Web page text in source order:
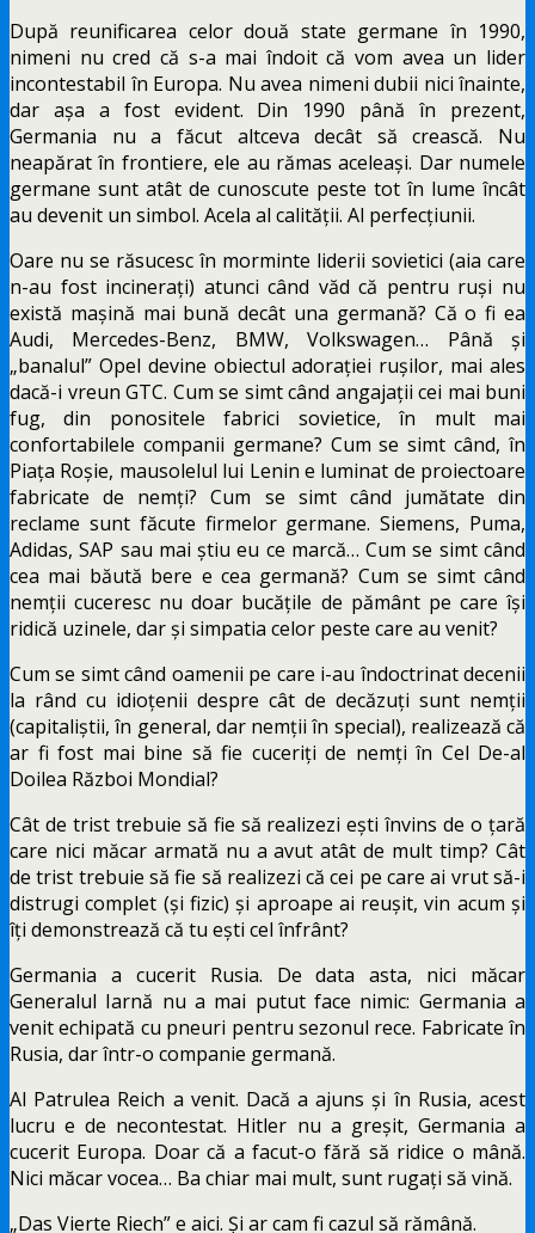
După reunificarea celor două state germane în 1990,
nimeni nu cred că s-a mai îndoit că vom avea un lider
incontestabil în Europa. Nu avea nimeni dubii nici înainte,
dar așa a fost evident. Din 1990 până în prezent,
Germania nu a făcut altceva decât să crească. Nu
neapărat în frontiere, ele au rămas aceleași. Dar numele
germane sunt atât de cunoscute peste tot în lume încât
au devenit un simbol. Acela al calității. Al perfecțiunii.
Oare nu se răsucesc în morminte liderii sovietici (aia care
n-au fost incinerați) atunci când văd că pentru ruși nu
există mașină mai bună decât una germană? Că o fi ea
Audi, Mercedes-Benz, BMW, Volkswagen… Până și
„banalul” Opel devine obiectul adorației rușilor, mai ales
dacă-i vreun GTC. Cum se simt când angajații cei mai buni
fug, din ponositele fabrici sovietice, în mult mai
confortabilele companii germane? Cum se simt când, în
Piața Roșie, mausolelul lui Lenin e luminat de proiectoare
fabricate de nemți? Cum se simt când jumătate din
reclame sunt făcute firmelor germane. Siemens, Puma,
Adidas, SAP sau mai știu eu ce marcă… Cum se simt când
cea mai băută bere e cea germană? Cum se simt când
nemții cuceresc nu doar bucățile de pământ pe care își
ridică uzinele, dar și simpatia celor peste care au venit?
Cum se simt când oamenii pe care i-au îndoctrinat decenii
la rând cu idioțenii despre cât de decăzuți sunt nemții
(capitaliștii, în general, dar nemții în special), realizează că
ar fi fost mai bine să fie cuceriți de nemți în Cel De-al
Doilea Război Mondial?
Cât de trist trebuie să fie să realizezi ești învins de o țară
care nici măcar armată nu a avut atât de mult timp? Cât
de trist trebuie să fie să realizezi că cei pe care ai vrut să-i
distrugi complet (și fizic) și aproape ai reușit, vin acum și
îți demonstrează că tu ești cel înfrânt?
Germania a cucerit Rusia. De data asta, nici măcar
Generalul Iarnă nu a mai putut face nimic: Germania a
venit echipată cu pneuri pentru sezonul rece. Fabricate în
Rusia, dar într-o companie germană.
Al Patrulea Reich a venit. Dacă a ajuns și în Rusia, acest
lucru e de necontestat. Hitler nu a greșit, Germania a
cucerit Europa. Doar că a facut-o fără să ridice o mână.
Nici măcar vocea… Ba chiar mai mult, sunt rugați să vină.
„Das Vierte Riech” e aici. Și ar cam fi cazul să rămână.